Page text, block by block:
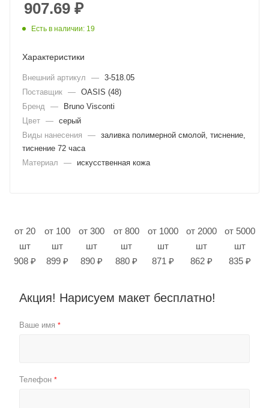
907.69 ₽
Есть в наличии: 19
Характеристики
Внешний артикул — 3-518.05
Поставщик — OASIS (48)
Бренд
—
Bruno Visconti
Цвет — серый
Виды нанесения
— заливка полимерной смолой, тиснение,
тиснение 72 часа
Материал
— искусственная кожа
от 20
шт
908 ₽
от 100
шт
899 ₽
от 300
шт
890 ₽
от 800
шт
880 ₽
от 1000
шт
871 ₽
от 2000
шт
862 ₽
от 5000
шт
835 ₽
Акция! Нарисуем макет бесплатно!
Ваше имя *
Телефон *